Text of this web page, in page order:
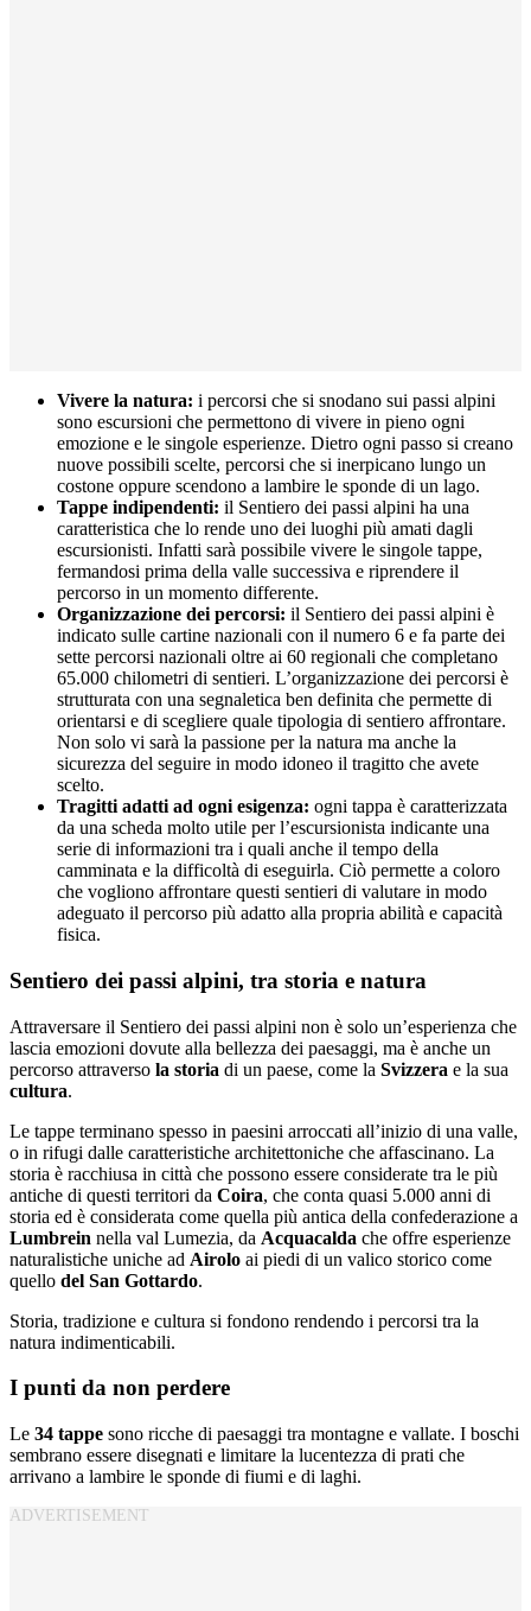
Vivere la natura: i percorsi che si snodano sui passi alpini
sono escursioni che permettono di vivere in pieno ogni
emozione e le singole esperienze. Dietro ogni passo si creano
nuove possibili scelte, percorsi che si inerpicano lungo un
costone oppure scendono a lambire le sponde di un lago.
Tappe indipendenti: il Sentiero dei passi alpini ha una
caratteristica che lo rende uno dei luoghi più amati dagli
escursionisti. Infatti sarà possibile vivere le singole tappe,
fermandosi prima della valle successiva e riprendere il
percorso in un momento differente.
Organizzazione dei percorsi: il Sentiero dei passi alpini è
indicato sulle cartine nazionali con il numero 6 e fa parte dei
sette percorsi nazionali oltre ai 60 regionali che completano
65.000 chilometri di sentieri. L’organizzazione dei percorsi è
strutturata con una segnaletica ben definita che permette di
orientarsi e di scegliere quale tipologia di sentiero affrontare.
Non solo vi sarà la passione per la natura ma anche la
sicurezza del seguire in modo idoneo il tragitto che avete
scelto.
Tragitti adatti ad ogni esigenza: ogni tappa è caratterizzata
da una scheda molto utile per l’escursionista indicante una
serie di informazioni tra i quali anche il tempo della
camminata e la difficoltà di eseguirla. Ciò permette a coloro
che vogliono affrontare questi sentieri di valutare in modo
adeguato il percorso più adatto alla propria abilità e capacità
fisica.
Sentiero dei passi alpini, tra storia e natura
Attraversare il Sentiero dei passi alpini non è solo un’esperienza che
lascia emozioni dovute alla bellezza dei paesaggi, ma è anche un
percorso attraverso la storia di un paese, come la Svizzera e la sua
cultura.
Le tappe terminano spesso in paesini arroccati all’inizio di una valle,
o in rifugi dalle caratteristiche architettoniche che affascinano. La
storia è racchiusa in città che possono essere considerate tra le più
antiche di questi territori da Coira, che conta quasi 5.000 anni di
storia ed è considerata come quella più antica della confederazione a
Lumbrein nella val Lumezia, da Acquacalda che offre esperienze
naturalistiche uniche ad Airolo ai piedi di un valico storico come
quello del San Gottardo.
Storia, tradizione e cultura si fondono rendendo i percorsi tra la
natura indimenticabili.
I punti da non perdere
Le 34 tappe sono ricche di paesaggi tra montagne e vallate. I boschi
sembrano essere disegnati e limitare la lucentezza di prati che
arrivano a lambire le sponde di fiumi e di laghi.